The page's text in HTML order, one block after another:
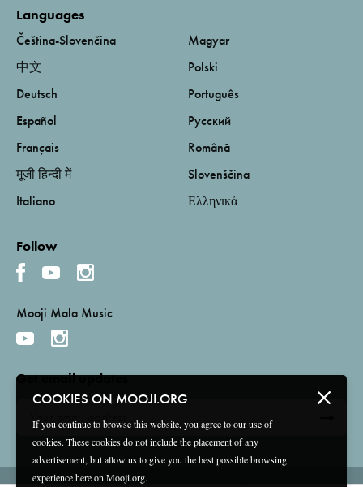
COOKIES ON MOOJI.ORG
If you continue to browse this website, you agree to our use of
cookies. These cookies do not include the placement of any
advertisement, but allow us to give you the best possible browsing
experience here on Mooji.org.
Languages
Čeština-Slovenčina
中文
Deutsch
Español
Français
मूजी हिन्दी में
Italiano
Magyar
Polski
Português
Русский
Română
Slovenščina
Ελληνικά
Follow
Mooji Mala Music
Get email updates